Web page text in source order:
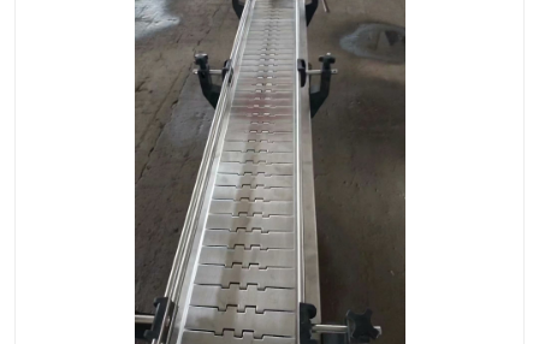
废纸打包机
食品烘干机
装载机电子秤 输送机
全自动输送机
食品螺旋塔
木材撕碎机